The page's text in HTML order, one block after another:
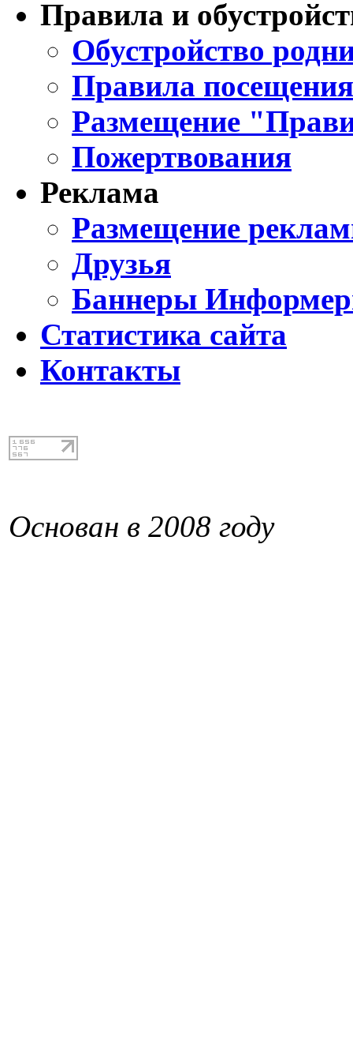
Правила и
Обустройство
Правила
Размещение
Пожертвования
Реклама
Размещение
Друзья
Баннеры
Статистика сайта
Контакты
Основан в 2008 году